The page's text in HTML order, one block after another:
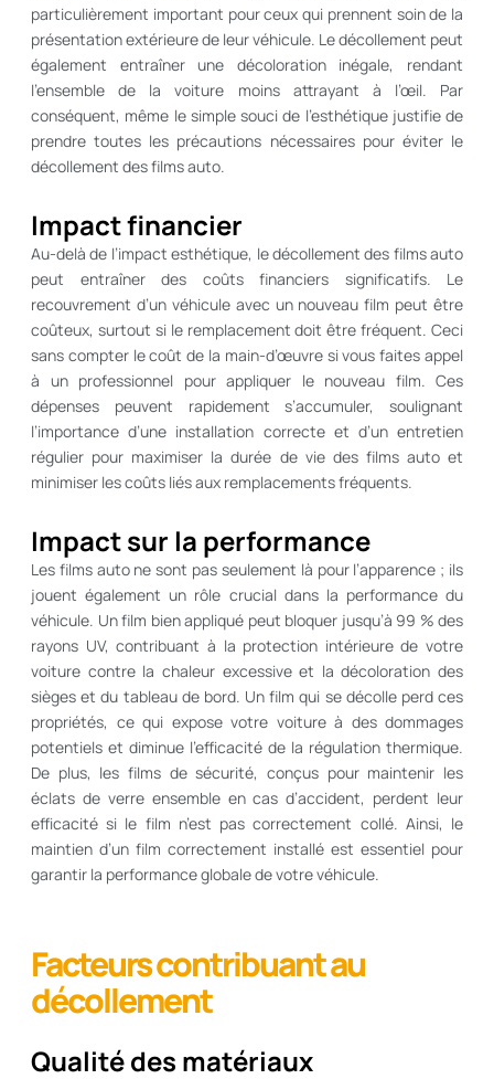
particulièrement important pour ceux qui prennent soin de la
présentation extérieure de leur véhicule. Le décollement peut
également entraîner une décoloration inégale, rendant
l’ensemble de la voiture moins attrayant à l’œil. Par
conséquent, même le simple souci de l’esthétique justifie de
prendre toutes les précautions nécessaires pour éviter le
décollement des films auto.
Impact financier
Au-delà de l’impact esthétique, le décollement des films auto
peut entraîner des coûts financiers significatifs. Le
recouvrement d’un véhicule avec un nouveau film peut être
coûteux, surtout si le remplacement doit être fréquent. Ceci
sans compter le coût de la main-d’œuvre si vous faites appel
à un professionnel pour appliquer le nouveau film. Ces
dépenses peuvent rapidement s’accumuler, soulignant
l’importance d’une installation correcte et d’un entretien
régulier pour maximiser la durée de vie des films auto et
minimiser les coûts liés aux remplacements fréquents.
Impact sur la performance
Les films auto ne sont pas seulement là pour l’apparence ; ils
jouent également un rôle crucial dans la performance du
véhicule. Un film bien appliqué peut bloquer jusqu’à 99 % des
rayons UV, contribuant à la protection intérieure de votre
voiture contre la chaleur excessive et la décoloration des
sièges et du tableau de bord. Un film qui se décolle perd ces
propriétés, ce qui expose votre voiture à des dommages
potentiels et diminue l’efficacité de la régulation thermique.
De plus, les films de sécurité, conçus pour maintenir les
éclats de verre ensemble en cas d’accident, perdent leur
efficacité si le film n’est pas correctement collé. Ainsi, le
maintien d’un film correctement installé est essentiel pour
garantir la performance globale de votre véhicule.
Facteurs contribuant au
décollement
Qualité des matériaux